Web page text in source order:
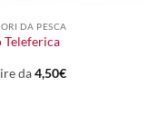
DA PESCA
Teleferica
da4,50€